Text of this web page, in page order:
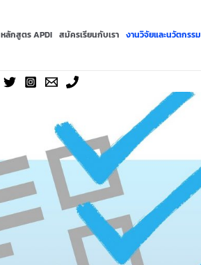
หลักสูตร APDI สมัครเรียนกับเรา งานวิจัยและนวัตกรรม